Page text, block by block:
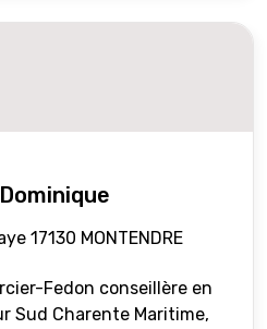
17130 MONTENDRE
Fedon conseillère en
Sud Charente Maritime,